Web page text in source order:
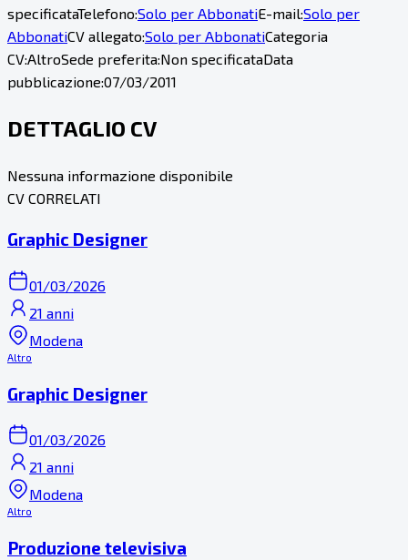
specificataTelefono:Solo per AbbonatiE-mail:Solo per
AbbonatiCV allegato:Solo per AbbonatiCategoria
CV:AltroSede preferita:Non specificataData
pubblicazione:07/03/2011
DETTAGLIO CV
Nessuna informazione disponibile
CV CORRELATI
Graphic Designer
01/03/2026
21 anni
Modena
Altro
Graphic Designer
01/03/2026
21 anni
Modena
Altro
Produzione televisiva